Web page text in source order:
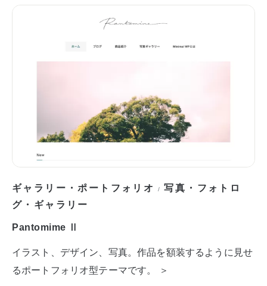
ギャラリー・ポートフォリオ /写真・フォトロ
グ・ギャラリー
Pantomime Ⅱ
イラスト、デザイン、写真。作品を額装するように見せ
るポートフォリオ型テーマです。 ＞